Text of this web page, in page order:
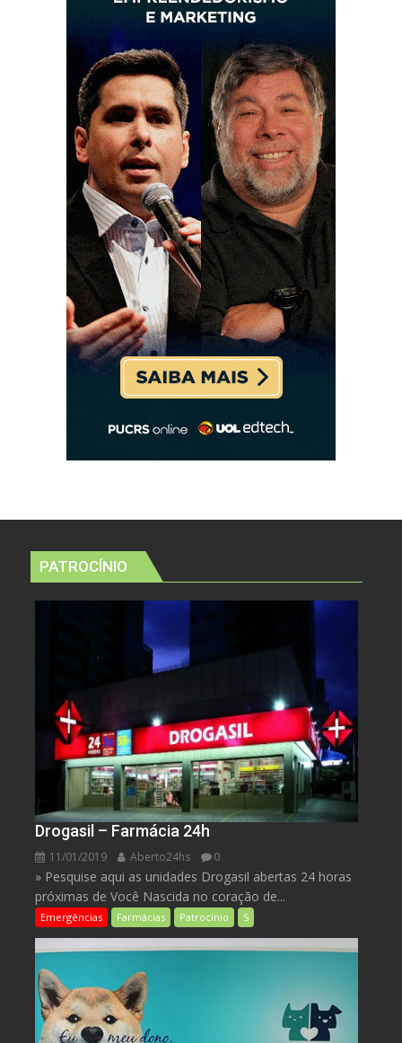
PATROCÍNIO
Drogasil – Farmácia 24h
11/01/2019 Aberto24hs 0
» Pesquise aqui as unidades Drogasil abertas 24 horas
próximas de Você Nascida no coração de...
Emergências Farmácias Patrocínio S